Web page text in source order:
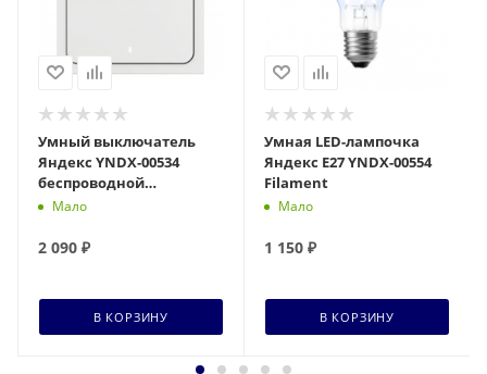
Умный выключатель
Яндекс YNDX-00534
беспроводной
одноклавишный
Мало
2 090 ₽
В КОРЗИНУ
Умная LED-лампочка
Яндекс E27 YNDX-00554
Filament
Мало
1 150 ₽
В КОРЗИНУ